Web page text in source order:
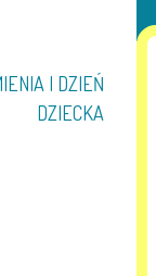
I DZIEŃ
DZIECKA